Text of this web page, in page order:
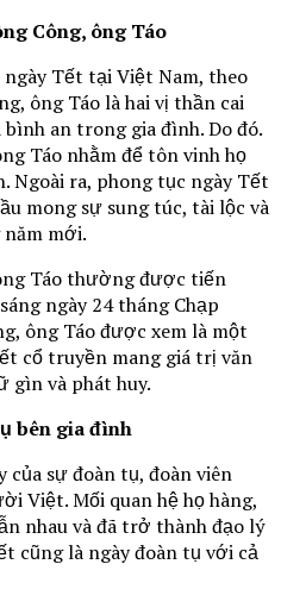
Công, ông Táo
Tết tại Việt Nam, theo
ông Táo là hai vị thần cai
an trong gia đình. Do đó.
Táo nhằm để tôn vinh họ
Ngoài ra, phong tục ngày Tết
mong sự sung túc, tài lộc và
mới.
Táo thường được tiến
ngày 24 tháng Chạp
ông Táo được xem là một
cổ truyền mang giá trị văn
gìn và phát huy.
bên gia đình
của sự đoàn tụ, đoàn viên
Việt. Mối quan hệ họ hàng,
nhau và đã trở thành đạo lý
cũng là ngày đoàn tụ với cả